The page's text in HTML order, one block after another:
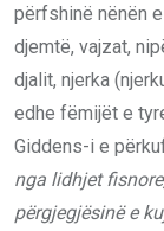
përfshinë nënën
djemtë, vajzat,
djalit, njerka
edhe fëmijët e
Giddens-i e
nga lidhjet
përgjegjësinë e